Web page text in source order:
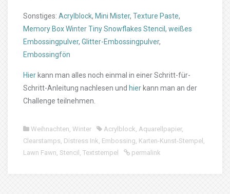
Sonstiges: Acrylblock, Mini Mister, Texture Paste,
Memory Box Winter Tiny Snowflakes Stencil , weißes
Embossingpulver, Glitter-Embossingpulver,
Embossingfön
Hier kann man alles noch einmal in einer Schritt-für-
Schritt-Anleitung nachlesen und hier kann man an der
Challenge teilnehmen.
Weihnachten, Winter Acrylblock, Aquarellpapier,
Clearstamps, Distress Ink, Embossing, Karten-Kunst-Stempel ,
Lawn Fawn, Stencil , Textstempel permalink